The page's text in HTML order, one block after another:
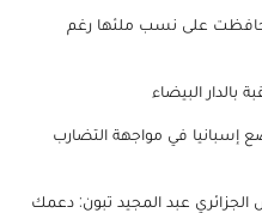
على نسب ملئها رغم
البيضاء
إسبانيا في مواجهة التضارب
الجزائري عبد المجيد تبون: دعمك